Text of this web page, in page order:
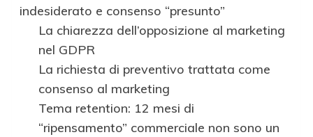
indesiderato e consenso “presunto”
La chiarezza dell’opposizione al marketing
nel GDPR
La richiesta di preventivo trattata come
consenso al marketing
Tema retention: 12 mesi di
“ripensamento” commerciale non sono un